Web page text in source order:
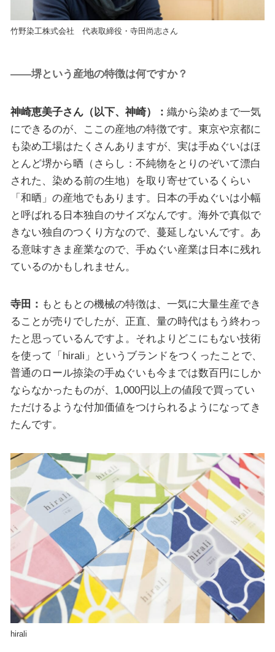
竹野染工株式会社 代表取締役・寺田尚志さん
――堺という産地の特徴は何ですか？
神崎恵美子さん（以下、神崎）： 織から染めまで一気
にできるのが、ここの産地の特徴です。東京や京都に
も染め工場はたくさんありますが、実は手ぬぐいはほ
とんど堺から晒（さらし：不純物をとりのぞいて漂白
された、染める前の生地）を取り寄せているくらい
「和晒」の産地でもあります。日本の手ぬぐいは小幅
と呼ばれる日本独自のサイズなんです。海外で真似で
きない独自のつくり方なので、蔓延しないんです。あ
る意味すきま産業なので、手ぬぐい産業は日本に残れ
ているのかもしれません。
寺田： もともとの機械の特徴は、一気に大量生産でき
ることが売りでしたが、正直、量の時代はもう終わっ
たと思っているんですよ。それよりどこにもない技術
を使って「hirali」というブランドをつくったことで、
普通のロール捺染の手ぬぐいも今までは数百円にしか
ならなかったものが、1,000円以上の値段で買ってい
ただけるような付加価値をつけられるようになってき
たんです。
hirali